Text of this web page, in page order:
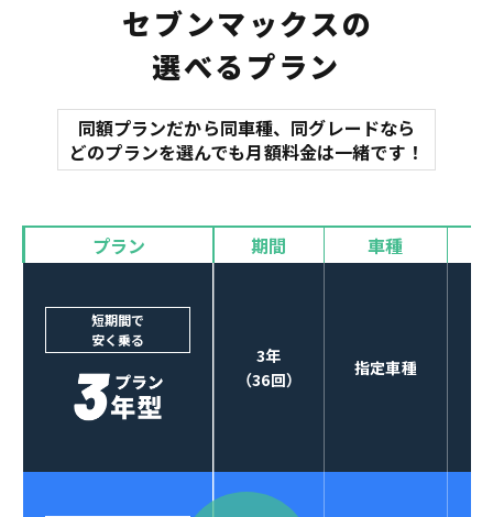
オイル交換 諸費用
マット
バイザー
3
オプションも選べる！
セブンマックスの
選べるプラン
同額プランだから同車種、同グレードなら
どのプランを選んでも月額料金は一緒です！
プラン 期間 車種
短期間で
安く乗る
3年
（36回）
指定車種